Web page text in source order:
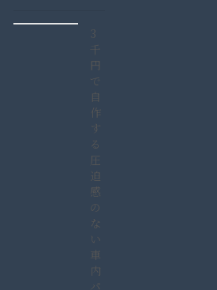
3
千
円
で
自
作
す
る
圧
迫
感
の
な
い
車
内
パ